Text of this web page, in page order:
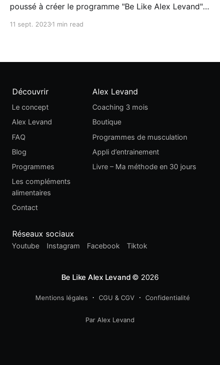
poussé à créer le programme "Be Like Alex Levand".
professionnel, j'ai compris à quel point il est essentiel
11 sept. 20231 min read
Découvrir
Le concept
Alex Levand
FAQ
Blog
Programmes
Les compléments
alimentaires
Contact
Alex Levand
Coaching 3 mois
Boutique
Programmes de musculation
Appli d’entrainement
Livre – Ma méthode en 30 jours
Réseaux sociaux
Youtube Instagram Facebook Tiktok
Be Like Alex Levand© 2026
Mentions légales CGU & CGV Confidentialité
Par Alex Levand